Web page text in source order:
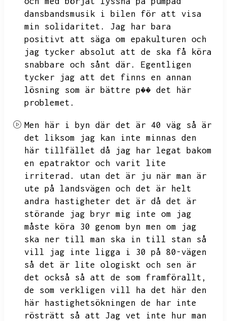
dansbandsmusik i bilen för att visa
min solidaritet.
Jag har bara
positivt att säga om epakulturen och
jag tycker absolut att de ska få köra
snabbare och sånt där.
Egentligen
tycker jag att det finns en annan
lösning som är bättre p�� det här
problemet.
Men här i byn där det är 40 väg så är
det liksom jag kan inte minnas den
här tillfället då jag har legat bakom
en epatraktor och varit lite
irriterad.
utan det är ju när man är
ute på landsvägen och det är helt
andra hastigheter det är då det är
störande jag bryr mig inte om jag
måste köra 30 genom byn men om jag
ska ner till man ska in till stan så
vill jag inte ligga i 30 på 80-vägen
så det är lite ologiskt och sen är
det också så att de som framförallt,
de som verkligen vill ha det här den
här hastighetsökningen de har inte
rösträtt så att Jag vet inte hur man